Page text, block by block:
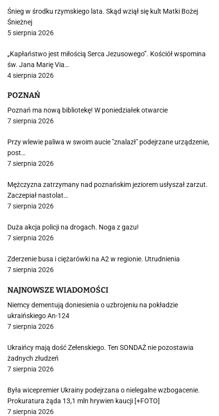
Śnieg w środku rzymskiego lata. Skąd wziął się kult Matki Bożej
Śnieżnej
5 sierpnia 2026
„Kapłaństwo jest miłością Serca Jezusowego”. Kościół wspomina
św. Jana Marię Via…
4 sierpnia 2026
POZNAŃ
Poznań ma nową bibliotekę! W poniedziałek otwarcie
7 sierpnia 2026
Przy wlewie paliwa w swoim aucie "znalazł" podejrzane urządzenie,
post…
7 sierpnia 2026
Mężczyzna zatrzymany nad poznańskim jeziorem usłyszał zarzut.
Zaczepiał nastolat…
7 sierpnia 2026
Duża akcja policji na drogach. Noga z gazu!
7 sierpnia 2026
Zderzenie busa i ciężarówki na A2 w regionie. Utrudnienia
7 sierpnia 2026
NAJNOWSZE WIADOMOŚCI
Niemcy dementują doniesienia o uzbrojeniu na pokładzie
ukraińskiego An-124
7 sierpnia 2026
Ukraińcy mają dość Zełenskiego. Ten SONDAŻ nie pozostawia
żadnych złudzeń
7 sierpnia 2026
Była wicepremier Ukrainy podejrzana o nielegalne wzbogacenie.
Prokuratura żąda 13,1 mln hrywien kaucji [+FOTO]
7 sierpnia 2026